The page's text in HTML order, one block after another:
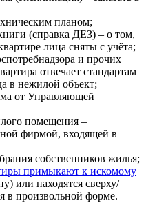
планом;
(справка ДЕЗ) – о том,
лица сняты с учёта;
и прочих
отвечает стандартам
в нежилой объект;
от Управляющей
помещения –
фирмой, входящей в
собственников жилья;
примыкают к искомому
или находятся сверху/
в произвольной форме.